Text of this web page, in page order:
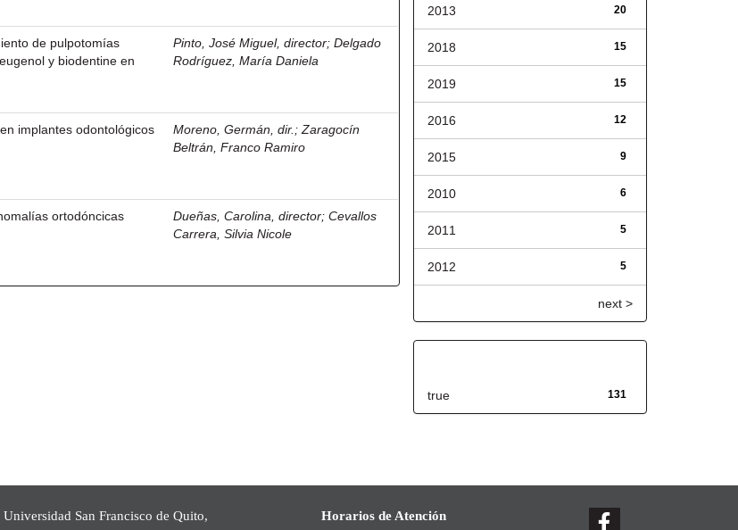
de pulpotomías
y biodentine en
Pinto, José Miguel, director;Delgado
Rodríguez, María Daniela
implantes odontológicos Moreno, Germán, dir. ;Zaragocín
Beltrán, Franco Ramiro
ortodóncicas
Dueñas, Carolina, director;Cevallos
Carrera, Silvia Nicole
20
2013
15
2018
15
2019
12
2016
9
2015
6
2010
5
2011
5
2012
next >
131
true
San Francisco de Quito,
Horarios de Atención